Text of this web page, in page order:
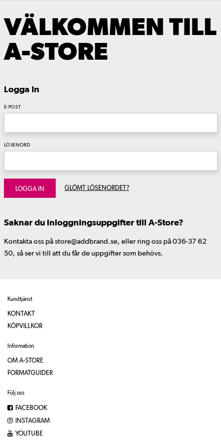
VÄLKOMMEN TILL
A-STORE
Logga In
E-POST
LÖSENORD
LOGGA IN GLÖMT LÖSENORDET?
Saknar du inloggningsuppgifter till A-Store?
Kontakta oss på store@addbrand.se, eller ring oss på 036-37 62
50, så ser vi till att du får de uppgifter som behövs.
Kundtjänst
KONTAKT
KÖPVILLKOR
Information
OM A-STORE
FORMATGUIDER
Följ oss
FACEBOOK
INSTAGRAM
YOUTUBE